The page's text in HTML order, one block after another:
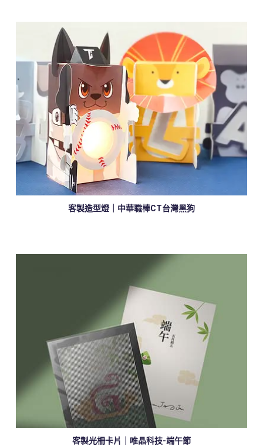
客製造型燈｜中華職棒CT台灣黑狗
客製光柵卡片｜唯晶科技-端午節